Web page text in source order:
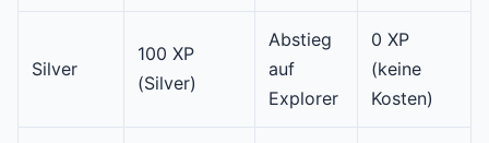
Silver
100 XP
(Silver)
Abstieg
auf
Explorer
0 XP
(keine
Kosten)